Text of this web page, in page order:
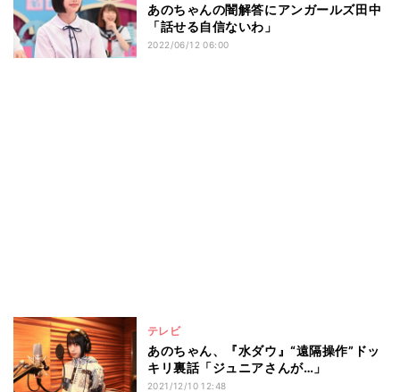
あのちゃんの闇解答にアンガールズ田中
「話せる自信ないわ」
2022/06/12 06:00
テレビ
あのちゃん、『水ダウ』“遠隔操作”ドッ
キリ裏話「ジュニアさんが…」
2021/12/10 12:48